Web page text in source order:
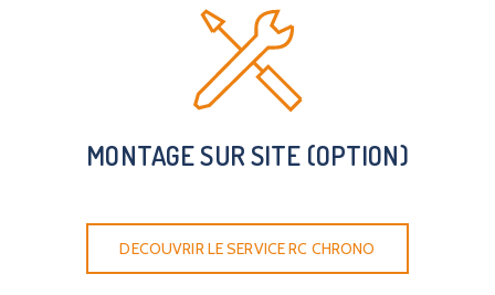
MONTAGE SUR SITE (OPTION)
DECOUVRIR LE SERVICE RC CHRONO